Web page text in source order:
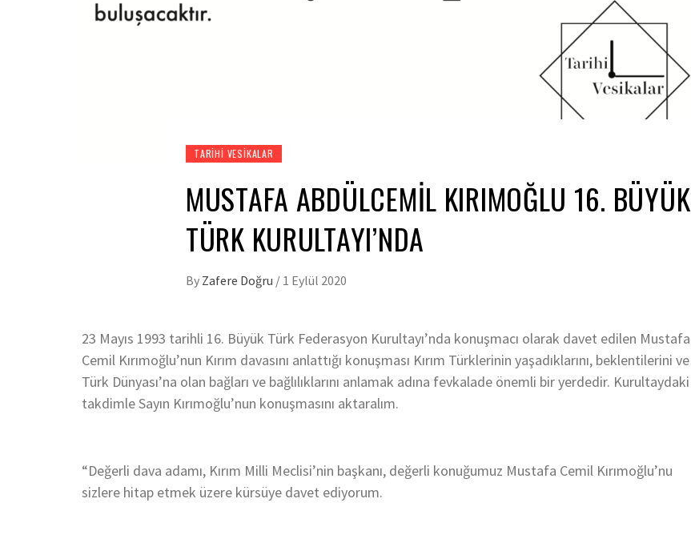
TARIHI VESIKALAR
MUSTAFA ABDÜLCEMIL KIRIMOĞLU 16. BÜYÜK
TÜRK KURULTAYI’NDA
By Zafere Doğru / 1 Eylül 2020
23 Mayıs 1993 tarihli 16. Büyük Türk Federasyon Kurultayı’nda konuşmacı olarak davet edilen Mustafa
Cemil Kırımoğlu’nun Kırım davasını anlattığı konuşması Kırım Türklerinin yaşadıklarını, beklentilerini ve
Türk Dünyası’na olan bağları ve bağlılıklarını anlamak adına fevkalade önemli bir yerdedir. Kurultaydaki
takdimle Sayın Kırımoğlu’nun konuşmasını aktaralım.
“Değerli dava adamı, Kırım Milli Meclisi’nin başkanı, değerli konuğumuz Mustafa Cemil Kırımoğlu’nu
sizlere hitap etmek üzere kürsüye davet ediyorum.